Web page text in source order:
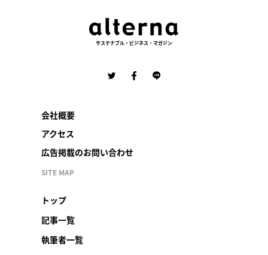
サステナブル・ビジネス・マガジン
会社概要
アクセス
広告掲載のお問い合わせ
SITE MAP
トップ
記事一覧
執筆者一覧